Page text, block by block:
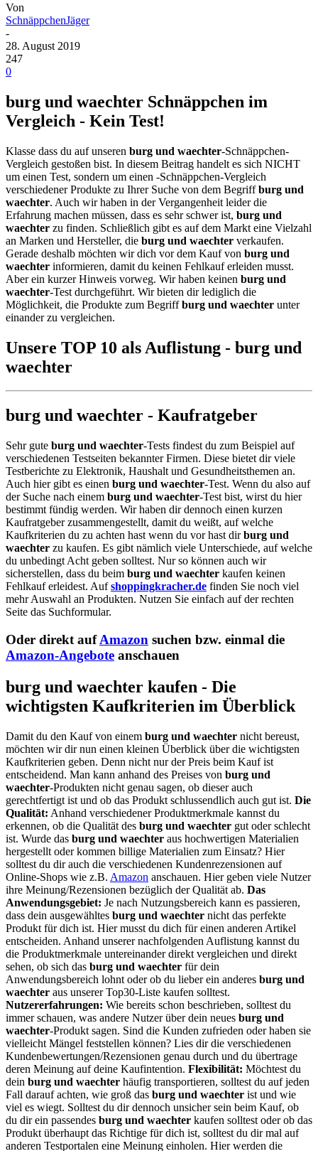
Von
SchnäppchenJäger
-
28. August 2019
247
0
burg und waechter Schnäppchen im
Vergleich - Kein Test!
Klasse dass du auf unseren burg und waechter-Schnäppchen-
Vergleich gestoßen bist. In diesem Beitrag handelt es sich NICHT
um einen Test, sondern um einen -Schnäppchen-Vergleich
verschiedener Produkte zu Ihrer Suche von dem Begriffburg und
waechter. Auch wir haben in der Vergangenheit leider die
Erfahrung machen müssen, dass es sehr schwer ist, burg und
waechter zu finden. Schließlich gibt es auf dem Markt eine Vielzahl
an Marken und Hersteller, die burg und waechter verkaufen.
Gerade deshalb möchten wir dich vor dem Kauf von burg und
waechter informieren, damit du keinen Fehlkauf erleiden musst.
Aber ein kurzer Hinweis vorweg. Wir haben keinen burg und
waechter-Test durchgeführt. Wir bieten dir lediglich die
Möglichkeit, die Produkte zum Begriffburg und waechter unter
einander zu vergleichen.
Unsere TOP 10 als Auflistung - burg und
waechter
burg und waechter - Kaufratgeber
Sehr gute burg und waechter-Tests findest du zum Beispiel auf
verschiedenen Testseiten bekannter Firmen. Diese bietet dir viele
Testberichte zu Elektronik, Haushalt und Gesundheitsthemen an.
Auch hier gibt es einen burg und waechter-Test. Wenn du also auf
der Suche nach einem burg und waechter-Test bist, wirst du hier
bestimmt fündig werden. Wir haben dir dennoch einen kurzen
Kaufratgeber zusammengestellt, damit du weißt, auf welche
Kaufkriterien du zu achten hast wenn du vor hast dirburg und
waechter zu kaufen. Es gibt nämlich viele Unterschiede, auf welche
du unbedingt Acht geben solltest. Nur so können auch wir
sicherstellen, dass du beim burg und waechter kaufen keinen
Fehlkauf erleidest. Aufshoppingkracher.de finden Sie noch viel
mehr Auswahl an Produkten. Nutzen Sie einfach auf der rechten
Seite das Suchformular.
Oder direkt aufAmazon suchen bzw. einmal die
Amazon-Angebote anschauen
burg und waechter kaufen - Die
wichtigsten Kaufkriterien im Überblick
Damit du den Kauf von einem burg und waechter nicht bereust,
möchten wir dir nun einen kleinen Überblick über die wichtigsten
Kaufkriterien geben. Denn nicht nur der Preis beim Kauf ist
entscheidend. Man kann anhand des Preises von burg und
waechter-Produkten nicht genau sagen, ob dieser auch
gerechtfertigt ist und ob das Produkt schlussendlich auch gut ist. Die
Qualität: Anhand verschiedener Produktmerkmale kannst du
erkennen, ob die Qualität des burg und waechter gut oder schlecht
ist. Wurde das burg und waechter aus hochwertigen Materialien
hergestellt oder kommen billige Materialien zum Einsatz? Hier
solltest du dir auch die verschiedenen Kundenrezensionen auf
Online-Shops wie z.B. Amazon anschauen. Hier geben viele Nutzer
ihre Meinung/Rezensionen bezüglich der Qualität ab. Das
Anwendungsgebiet: Je nach Nutzungsbereich kann es passieren,
dass dein ausgewähltes burg und waechter nicht das perfekte
Produkt für dich ist. Hier musst du dich für einen anderen Artikel
entscheiden. Anhand unserer nachfolgenden Auflistung kannst du
die Produktmerkmale untereinander direkt vergleichen und direkt
sehen, ob sich das burg und waechter für dein
Anwendungsbereich lohnt oder ob du lieber ein anderes burg und
waechter aus unserer Top30-Liste kaufen solltest.
Nutzererfahrungen: Wie bereits schon beschrieben, solltest du
immer schauen, was andere Nutzer über dein neues burg und
waechter-Produkt sagen. Sind die Kunden zufrieden oder haben sie
vielleicht Mängel feststellen können? Lies dir die verschiedenen
Kundenbewertungen/Rezensionen genau durch und du übertrage
deren Meinung auf deine Kaufintention. Flexibilität: Möchtest du
dein burg und waechter häufig transportieren, solltest du auf jeden
Fall darauf achten, wie groß das burg und waechter ist und wie
viel es wiegt. Solltest du dir dennoch unsicher sein beim Kauf, ob
du dir ein passendes burg und waechter kaufen solltest oder ob das
Produkt überhaupt das Richtige für dich ist, solltest du dir mal auf
anderen Testportalen eine Meinung einholen. Hier werden die